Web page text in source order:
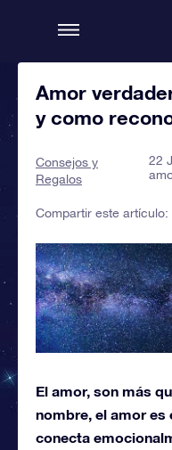
Amor
y como
Consejos y
Regalos
22
Compartir este artículo:
El amor, son más
nombre, el amor es
conecta